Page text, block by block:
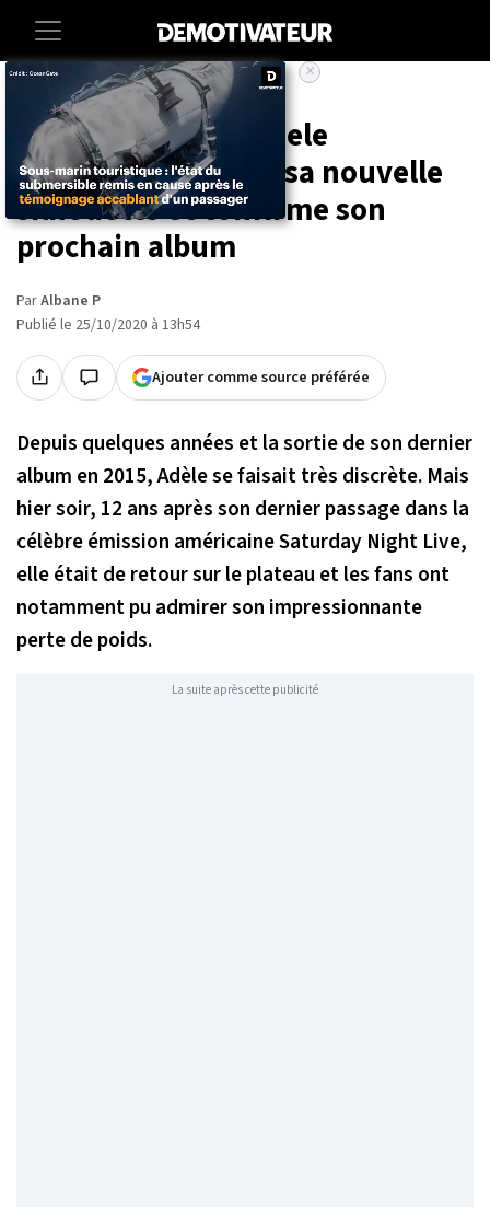
Societe Entertainment
Pour son retour, Adele
impressionne avec sa nouvelle
silhouette et confirme son
prochain album
ParAlbane P
Publié le 25/10/2020 à 13h54
Ajouter comme source préférée
Depuis quelques années et la sortie de son dernier
album en 2015, Adèle se faisait très discrète. Mais
hier soir, 12 ans après son dernier passage dans la
célèbre émission américaine Saturday Night Live,
elle était de retour sur le plateau et les fans ont
notamment pu admirer son impressionnante
perte de poids.
La suite après cette publicité
×